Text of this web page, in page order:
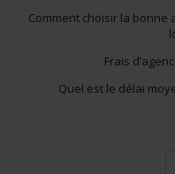
sociaux, publicité,
ou qu'ils ont collectées
services.
Comment choisir la
Frais
Quel est le délai